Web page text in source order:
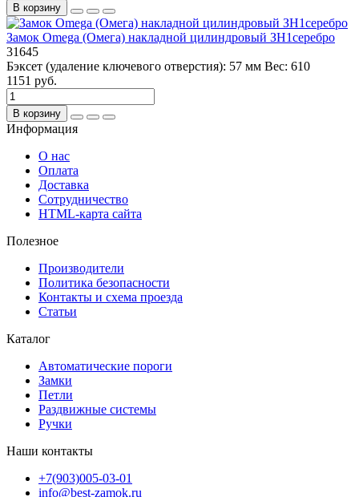
В корзину
Замок Omega (Омега) накладной цилиндровый ЗН1серебро
31645
Бэксет (удаление ключевого отверстия): 57 мм Вес: 610
1151 руб.
В корзину
Информация
О нас
Оплата
Доставка
Сотрудничество
HTML-карта сайта
Полезное
Производители
Политика безопасности
Контакты и схема проезда
Статьи
Каталог
Автоматические пороги
Замки
Петли
Раздвижные системы
Ручки
Наши контакты
+7(903)005-03-01
info@best-zamok.ru